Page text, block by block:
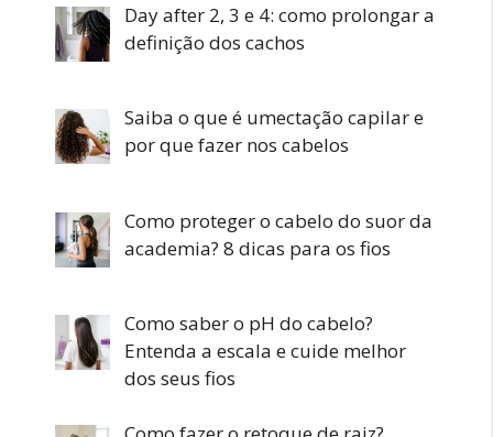
Day after 2, 3 e 4: como prolongar a
definição dos cachos
Saiba o que é umectação capilar e
por que fazer nos cabelos
Como proteger o cabelo do suor da
academia? 8 dicas para os fios
Como saber o pH do cabelo?
Entenda a escala e cuide melhor
dos seus fios